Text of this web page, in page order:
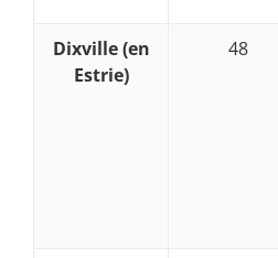
Dixville (en
Estrie)
48